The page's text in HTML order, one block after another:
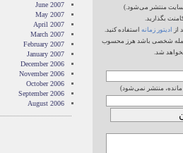
منتشر می‌شود.)
بگذارید.
از
ادیتور زمانه استفاده کنید.
حمله شخصی باشد هرز محسوب
شد.
مانده، منتشر نمی‌شود)
June 2007
May 2007
April 2007
March 2007
February 2007
January 2007
December 2006
November 2006
October 2006
September 2006
August 2006